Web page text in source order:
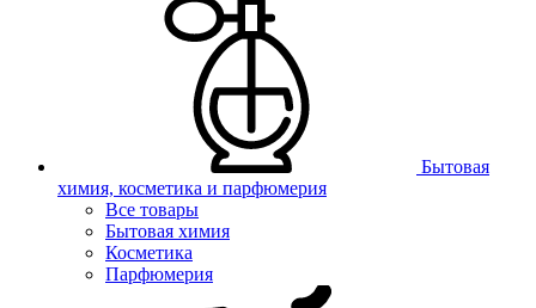
Бытовая
химия, косметика и парфюмерия
Все товары
Бытовая химия
Косметика
Парфюмерия